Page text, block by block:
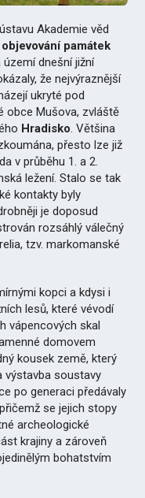
Akademie věd
objevování památek
území dnešní jižní
že nejvýraznější
ukryté pod
obce Mušova, zvláště
Hradisko. Většina
přesto lze již
v průběhu 1. a 2.
ležení. Stalo se tak
kontakty byly
je doposud
rozsáhlý válečný
tzv. markomanské
kopci a kdysi i
lesů, které vévodí
vápencových skal
domovem
kousek země, který
výstavba soustavy
po generaci předávaly
se jejich stopy
archeologické
krajiny a zároveň
bohatstvím